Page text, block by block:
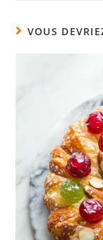
VOUS